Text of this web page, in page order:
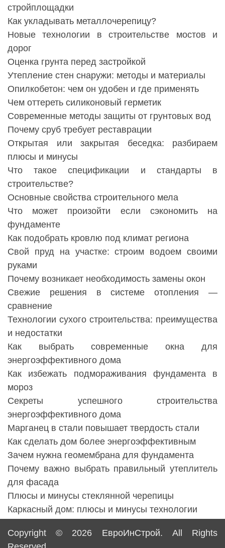
стройплощадки
Как укладывать металлочерепицу?
Новые технологии в строительстве мостов и
дорог
Оценка грунта перед застройкой
Утепление стен снаружи: методы и материалы
Опилкобетон: чем он удобен и где применять
Чем оттереть силиконовый герметик
Современные методы защиты от грунтовых вод
Почему сруб требует реставрации
Открытая или закрытая беседка: разбираем
плюсы и минусы
Что такое спецификации и стандарты в
строительстве?
Основные свойства строительного мела
Что может произойти если сэкономить на
фундаменте
Как подобрать кровлю под климат региона
Свой пруд на участке: строим водоем своими
руками
Почему возникает необходимость замены окон
Свежие решения в системе отопления —
сравнение
Технологии сухого строительства: преимущества
и недостатки
Как выбрать современные окна для
энергоэффективного дома
Как избежать подмораживания фундамента в
мороз
Секреты успешного строительства
энергоэффективного дома
Марганец в стали повышает твердость стали
Как сделать дом более энергоэффективным
Зачем нужна геомембрана для фундамента
Почему важно выбрать правильный утеплитель
для фасада
Плюсы и минусы стеклянной черепицы
Каркасный дом: плюсы и минусы технологии
Copyright © 2026 ЕвроИнСтрой. All Rights